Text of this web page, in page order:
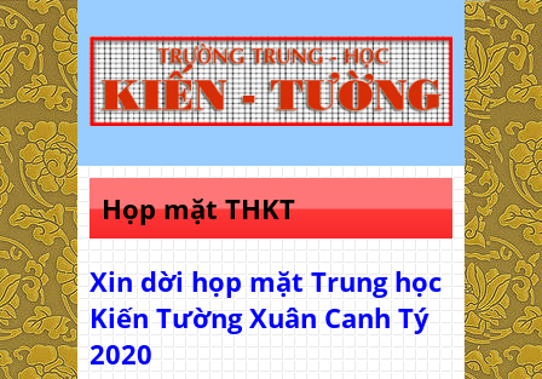
Họp mặt THKT
Xin dời họp mặt Trung học
Kiến Tường Xuân Canh Tý
2020